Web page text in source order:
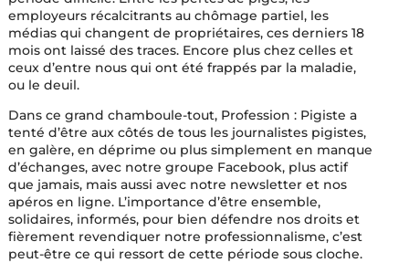
employeurs récalcitrants au chômage partiel, les
médias qui changent de propriétaires, ces derniers 18
mois ont laissé des traces. Encore plus chez celles et
ceux d’entre nous qui ont été frappés par la maladie,
ou le deuil.
Dans ce grand chamboule-tout, Profession : Pigiste a
tenté d’être aux côtés de tous les journalistes pigistes,
en galère, en déprime ou plus simplement en manque
d’échanges, avec notre groupe Facebook, plus actif
que jamais, mais aussi avec notre newsletter et nos
apéros en ligne. L’importance d’être ensemble,
solidaires, informés, pour bien défendre nos droits et
fièrement revendiquer notre professionnalisme, c’est
peut-être ce qui ressort de cette période sous cloche.